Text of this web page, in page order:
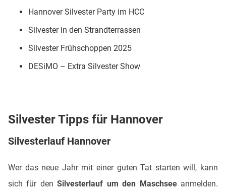
Hannover Silvester Party im HCC
Silvester in den Strandterrassen
Silvester Frühschoppen 2025
DESiMO – Extra Silvester Show
Silvester Tipps für Hannover
Silvesterlauf Hannover
Wer das neue Jahr mit einer guten Tat starten will, kann
sich für denSilvesterlauf um den Maschseeanmelden.